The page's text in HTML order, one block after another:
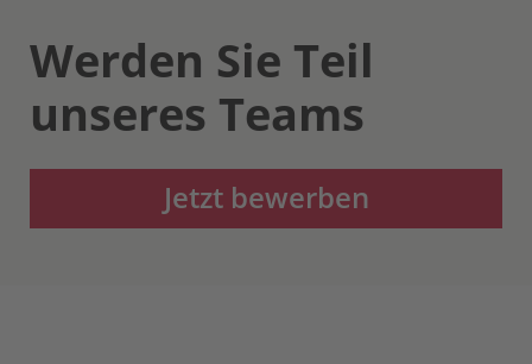
Werden Sie Teil
unseres Teams
Jetzt bewerben